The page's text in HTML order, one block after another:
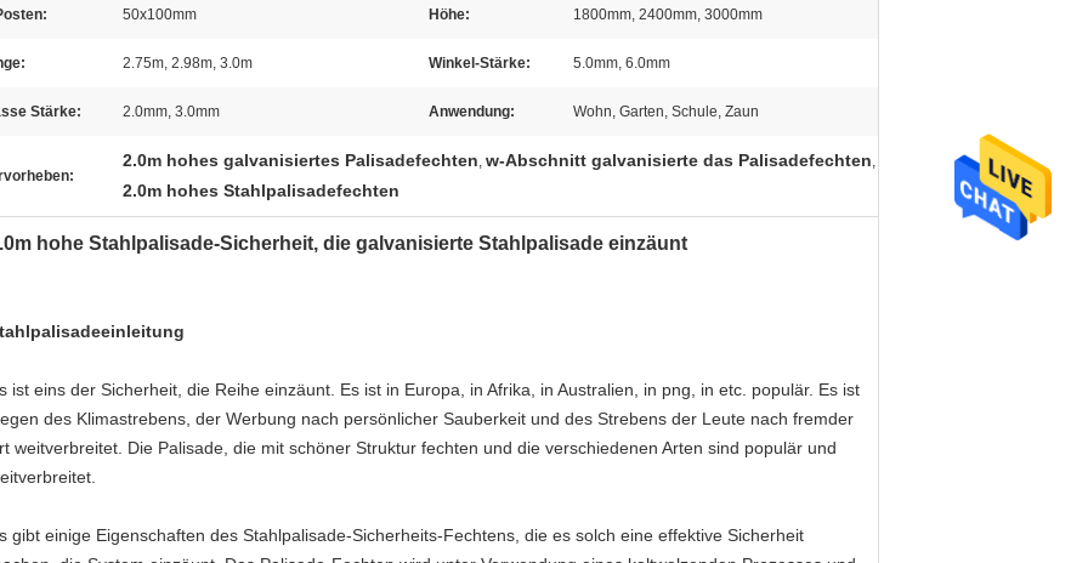
50x100mm Höhe: 1800mm, 2400mm, 3000mm
2.75m, 2.98m, 3.0m Winkel-Stärke: 5.0mm, 6.0mm
Stärke: 2.0mm, 3.0mm Anwendung: Wohn, Garten, Schule, Zaun
2.0m hohes galvanisiertes Palisadefechten, w-Abschnitt galvanisierte das Palisadefechten,
2.0m hohes Stahlpalisadefechten
hohe Stahlpalisade-Sicherheit, die galvanisierte Stahlpalisade einzäunt
ist eins der Sicherheit, die Reihe einzäunt. Es ist in Europa, in Afrika, in Australien, in png, in etc. populär. Es ist
des Klimastrebens, der Werbung nach persönlicher Sauberkeit und des Strebens der Leute nach fremder
weitverbreitet. Die Palisade, die mit schöner Struktur fechten und die verschiedenen Arten sind populär und
gibt einige Eigenschaften des Stahlpalisade-Sicherheits-Fechtens, die es solch eine effektive Sicherheit